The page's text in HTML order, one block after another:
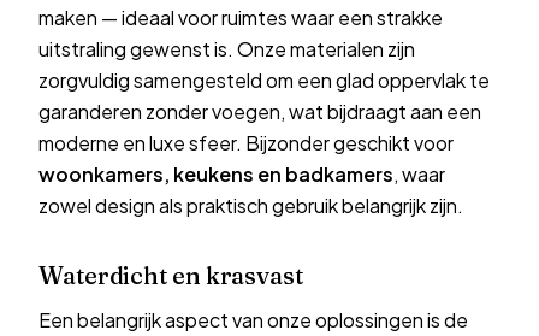
maken — ideaal voor ruimtes waar een strakke
uitstraling gewenst is. Onze materialen zijn
zorgvuldig samengesteld om een glad oppervlak te
garanderen zonder voegen, wat bijdraagt aan een
moderne en luxe sfeer. Bijzonder geschikt voor
woonkamers, keukens en badkamers, waar
zowel design als praktisch gebruik belangrijk zijn.
Waterdicht en krasvast
Een belangrijk aspect van onze oplossingen is de